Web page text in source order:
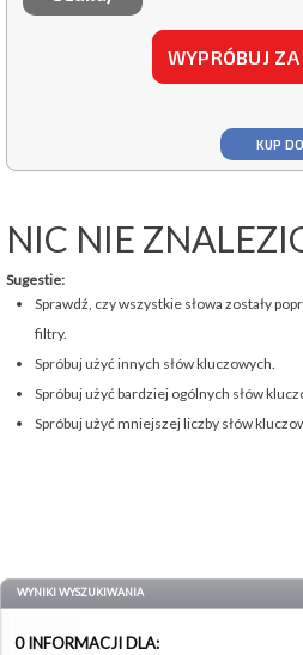
WYPRÓBUJ
KUP
NIC NIE
Sugestie:
Sprawdź, czy wszystkie słowa zostały
filtry.
Spróbuj użyć innych słów kluczowych.
Spróbuj użyć bardziej ogólnych słów
Spróbuj użyć mniejszej liczby słów
WYNIKI WYSZUKIWANIA
0 INFORMACJI DLA: